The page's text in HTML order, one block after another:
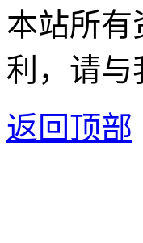
本站所有
利，请与
返回顶部